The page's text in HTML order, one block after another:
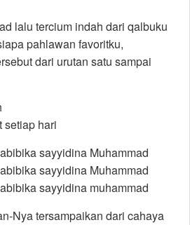
lalu tercium indah dari qalbuku
pahlawan favoritku,
dari urutan satu sampai
setiap hari
sayyidina Muhammad
sayyidina Muhammad
sayyidina muhammad
Nya tersampaikan dari cahaya